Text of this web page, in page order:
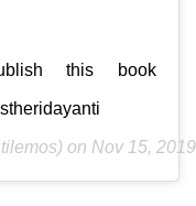
this book
on Nov 15,